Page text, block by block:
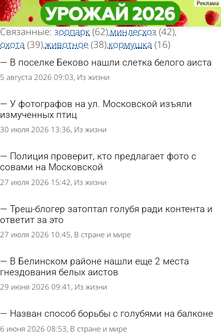
«Птица»
Тег новостей
Всего найдено 351 новость
Связанные: зоопарк(62)минлесхоз (42)
охота (39)животное(38)кормушка (16)
В поселке Беково нашли слетка белого аиста
5 августа 2026 09:03 Из жизни
У фотографов на ул. Московской изъяли
измученных птиц
30 июля 2026 13:36 Из жизни
Полиция проверит, кто предлагает фото с
совами на Московской
27 июля 2026 15:42 Из жизни
Треш-блогер затоптал голубя ради контента и
ответит за это
27 июля 2026 10:45 В стране и мире
В Белинском районе нашли еще 2 места
гнездования белых аистов
29 июня 2026 09:41 Из жизни
Назван способ борьбы с голубями на балконе
6 июня 2026 08:53 В стране и мире
«Птица»
Тег новостей